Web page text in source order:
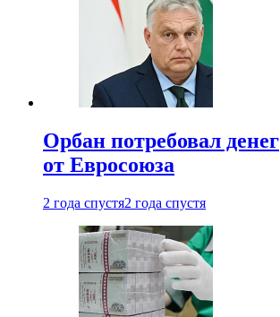
Орбан потребовал денег
от Евросоюза
2 года спустя2 года спустя